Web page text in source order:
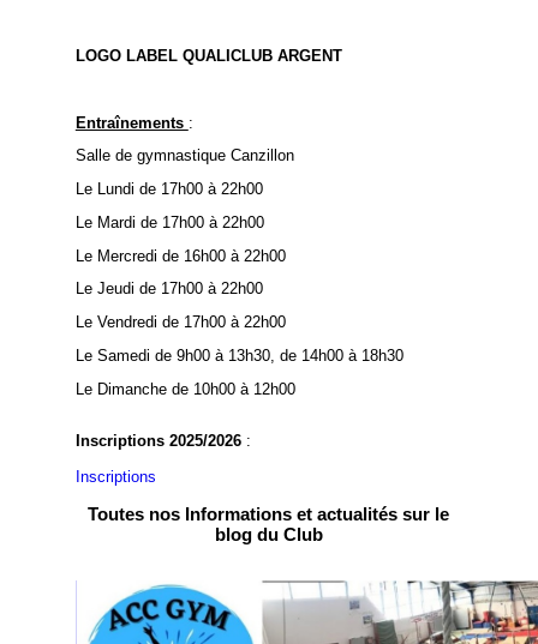
LOGO LABEL QUALICLUB ARGENT
Entraînements :
Salle de gymnastique Canzillon
Le Lundi de 17h00 à 22h00
Le Mardi de 17h00 à 22h00
Le Mercredi de 16h00 à 22h00
Le Jeudi de 17h00 à 22h00
Le Vendredi de 17h00 à 22h00
Le Samedi de 9h00 à 13h30, de 14h00 à 18h30
Le Dimanche de 10h00 à 12h00
Inscriptions 2025/2026:
Inscriptions
Toutes nos Informations et actualités sur le
blog du Club